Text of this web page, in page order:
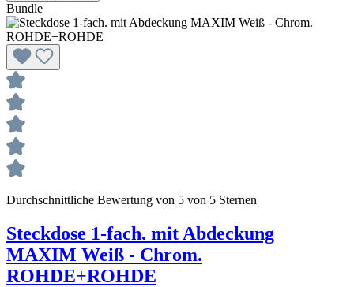
Bundle
Durchschnittliche Bewertung von 5 von 5 Sternen
Steckdose 1-fach. mit Abdeckung
MAXIM Weiß - Chrom.
ROHDE+ROHDE